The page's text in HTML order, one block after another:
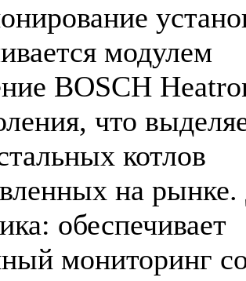
модулем
BOSCH
что
котлов
на
обеспечивает
мониторинг